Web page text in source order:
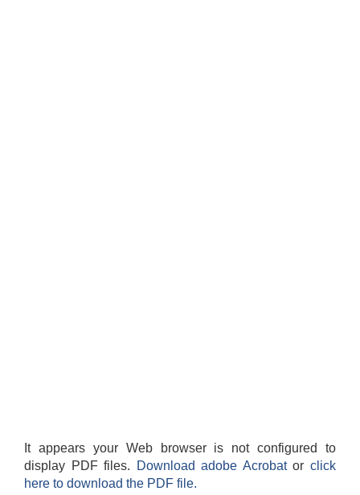
It appears your Web browser is not configured to
display PDF files.
Download adobe Acrobatorclick
here to download the PDF file.